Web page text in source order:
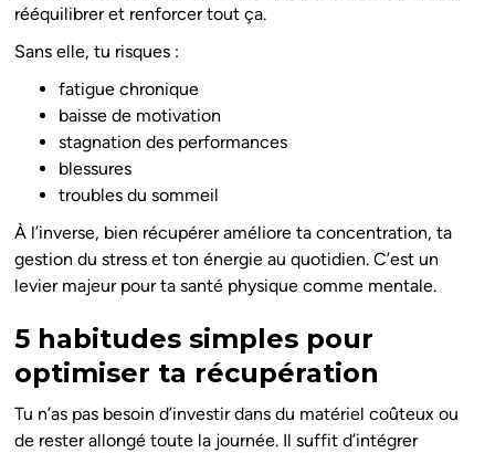
rééquilibrer et renforcer tout ça.
Sans elle, tu risques :
fatigue chronique
baisse de motivation
stagnation des performances
blessures
troubles du sommeil
À l’inverse, bien récupérer améliore ta concentration, ta
gestion du stress et ton énergie au quotidien. C’est un
levier majeur pour ta santé physique comme mentale.
5 habitudes simples pour
optimiser ta récupération
Tu n’as pas besoin d’investir dans du matériel coûteux ou
de rester allongé toute la journée. Il suffit d’intégrer